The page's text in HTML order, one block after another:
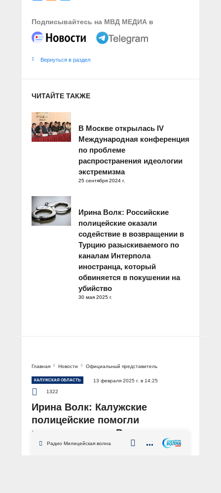
Подписывайтесь на МВД МЕДИА в
Вернуться в раздел
ЧИТАЙТЕ ТАКЖЕ
В Москве открылась IV
Международная конференция
по проблеме
распространения идеологии
экстремизма
25 сентября 2024 г.
Ирина Волк: Российские
полицейские оказали
содействие в возвращении в
Турцию разыскиваемого по
каналам Интерпола
иностранца, который
обвиняется в покушении на
убийство
30 мая 2025 г.
Главная Новости Официальный представитель
КАЛУЖСКАЯ ОБЛАСТЬ
13 февраля 2025 г. в 14:25
1322
Ирина Волк: Калужские
полицейские помогли
вернувшемуся в Россию из
Германии Льву Зейбелю
Радио Милицейская волна